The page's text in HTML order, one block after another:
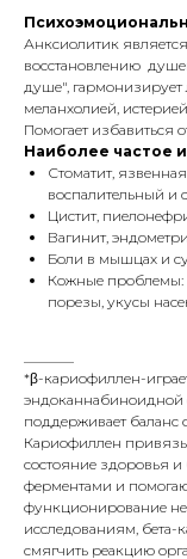
Анксиолитик
восстановлению
душе",
меланхолией,
Помогает
Наиболее частое
Стоматит,
воспалительный и
Цистит,
Вагинит,
Боли в мышцах и
Кожные проблемы:
порезы, укусы
*β-кариофиллен-
эндоканнабиноидной
поддерживает баланс
Кариофиллен
состояние здоровья
ферментами и
функционирование
исследованиям, бета-
смягчить реакцию